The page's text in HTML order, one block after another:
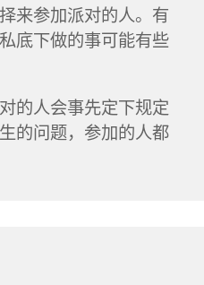
来参加派对的人。有
底下做的事可能有些
的人会事先定下规定
的问题，参加的人都